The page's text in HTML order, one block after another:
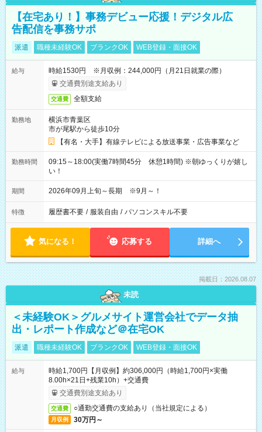
【在宅あり！】事務デビュー応援！デジタル広
告配信を事務サポ
派遣 職種未経験OK ブランクOK WEB登録・面接OK
給与
時給1530円 ※月収例：244,000円（月21日就業の際）
交通費別途支給あり
交通費 全額支給
勤務地
横浜市青葉区
市が尾駅から徒歩10分
【有名・大手】有線テレビによる放送事業・広告事業など
勤務時間
09:15～18:00(実働7時間45分 休憩1時間) ※朝ゆっくりが嬉し
い！
期間 2026年09月上旬～長期 ※9月～！
特徴 履歴書不要 / 服装自由 / パソコンスキル不要
気になる！ 応募する 詳細へ
掲載日：2026.08.07
未読
＜未経験OK＞グルメサイト運営会社でデータ抽
出・レポート作成など＠在宅OK
派遣 職種未経験OK ブランクOK WEB登録・面接OK
給与
時給1,700円【月収例】約306,000円（時給1,700円×実働
8.00h×21日+残業10h）+交通費
交通費別途支給あり
交通費 ○通勤交通費の支給あり（当社規定による）
月収例 30万円～